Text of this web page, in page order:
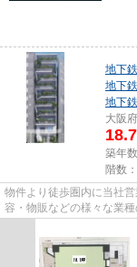
地下
地下
地下
大阪府
18.7
築年
階数
物件より徒歩圏内に当社
容・物販などの様々な業
尚、弊社ではおとり広告